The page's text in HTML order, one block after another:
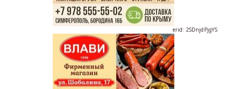
erid: 2SDnjdvhGXG